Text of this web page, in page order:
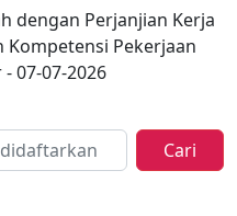
dengan Perjanjian Kerja
Kompetensi Pekerjaan
07-07-2026
Cari